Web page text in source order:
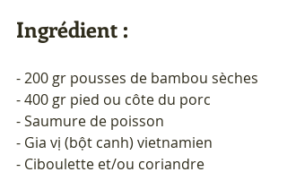
Ingrédient :
- 200 gr pousses de bambou sèches
- 400 gr pied ou côte du porc
- Saumure de poisson
- Gia vị (bột canh) vietnamien
- Ciboulette et/ou coriandre